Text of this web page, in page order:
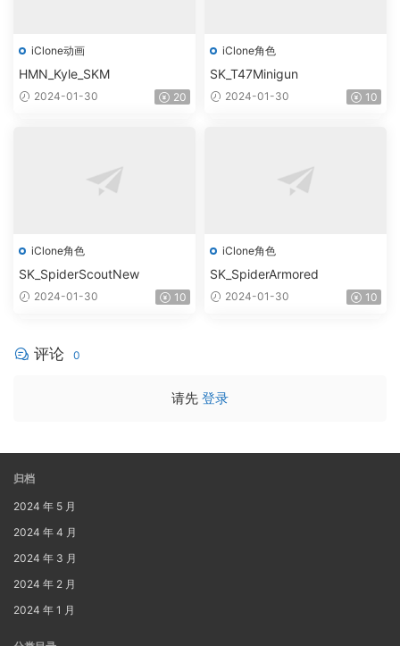
iClone动画
HMN_Kyle_SKM
2024-01-30 20
iClone角色
SK_T47Minigun
2024-01-30 10
iClone角色
SK_SpiderScoutNew
2024-01-30 10
iClone角色
SK_SpiderArmored
2024-01-30 10
评论 0
请先 登录
归档
2024 年 5 月
2024 年 4 月
2024 年 3 月
2024 年 2 月
2024 年 1 月